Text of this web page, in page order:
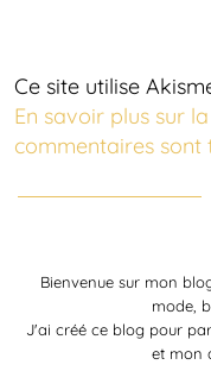
Ce site utilise
En savoir plus sur
commentaires sont
Bienvenue sur mon
mode,
J'ai créé ce blog pour
et mon